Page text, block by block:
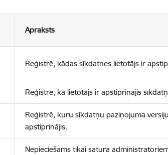
Apraksts
Reģistrē, kādas sīkdatnes lietotājs ir
Reģistrē, ka lietotājs ir apstiprinājis
Reģistrē, kuru sīkdatņu paziņojuma
apstiprinājis.
Nepieciešams tikai satura